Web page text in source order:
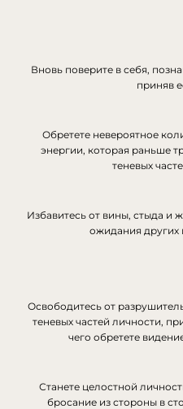
Вновь поверите в себя,
приняв
Обретете невероятное
энергии, которая раньше
теневых
Избавитесь от вины, стыда и
ожидания других
Освободитесь от
теневых частей личности,
чего обретете
Станете целостной
бросание из стороны в